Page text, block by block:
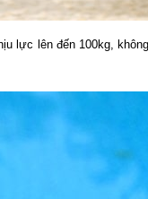
lực lên đến 100kg,